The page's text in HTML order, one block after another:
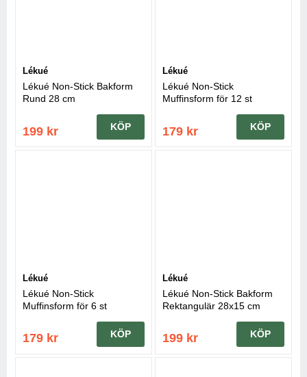
Lékué
Lékué Non-Stick Bakform
Rund 28 cm
199 kr KÖP
Lékué
Lékué Non-Stick
Muffinsform för 12 st
179 kr KÖP
Lékué
Lékué Non-Stick
Muffinsform för 6 st
179 kr KÖP
Lékué
Lékué Non-Stick Bakform
Rektangulär 28x15 cm
199 kr KÖP